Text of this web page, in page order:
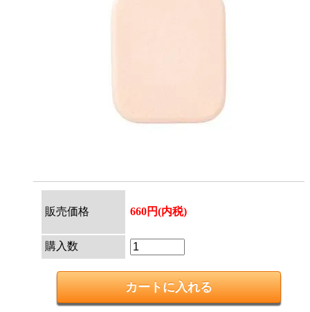
販売価格 660円(内税)
購入数